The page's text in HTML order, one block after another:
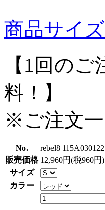
商品サイ
【1回の
料！】
※ご注文
No.
rebel8 115A030122
販売価格 12,960円(税960円)
サイズ
カラー